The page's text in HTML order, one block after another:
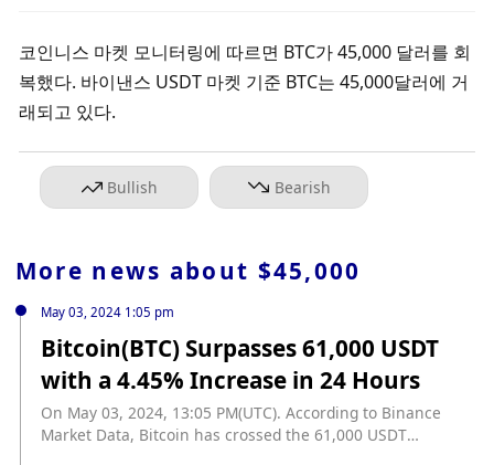
코인니스 마켓 모니터링에 따르면 BTC가 45,000 달러를 회
복했다. 바이낸스 USDT 마켓 기준 BTC는 45,000달러에 거
래되고 있다.
Bullish Bearish
More news about $45,000
May 03, 2024 1:05 pm
Bitcoin(BTC) Surpasses 61,000 USDT
with a 4.45% Increase in 24 Hours
On May 03, 2024, 13:05 PM(UTC). According to Binance
Market Data, Bitcoin has crossed the 61,000 USDT